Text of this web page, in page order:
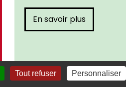
En savoir plus
Tout refuser Personnaliser